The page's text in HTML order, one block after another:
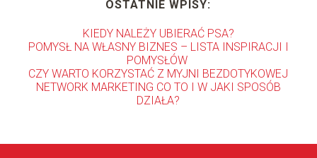
OSTATNIE WPISY:
KIEDY NALEŻY UBIERAĆ PSA?
POMYSŁ NA WŁASNY BIZNES – LISTA INSPIRACJI I
POMYSŁÓW
CZY WARTO KORZYSTAĆ Z MYJNI BEZDOTYKOWEJ
NETWORK MARKETING CO TO I W JAKI SPOSÓB
DZIAŁA?